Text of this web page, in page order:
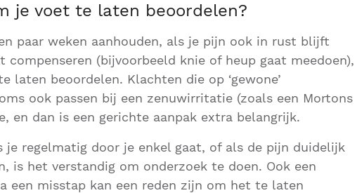
je voet te laten beoordelen?
paar weken aanhouden, als je pijn ook in rust blijft
(bijvoorbeeld knie of heup gaat meedoen),
laten beoordelen. Klachten die op ‘gewone’
ook passen bij een zenuwirritatie (zoals een Mortons
en dan is een gerichte aanpak extra belangrijk.
regelmatig door je enkel gaat, of als de pijn duidelijk
is het verstandig om onderzoek te doen. Ook een
een misstap kan een reden zijn om het te laten